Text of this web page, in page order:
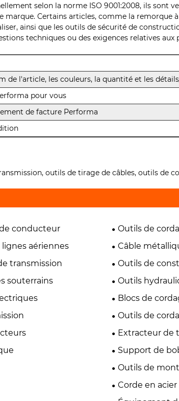
selon la norme ISO 9001:2008, ils sont
marque. Certains articles, comme la remorque
ainsi que les outils de sécurité de
techniques ou des exigences relatives aux
de l'article, les couleurs, la quantité et les
pour vous
de facture Performa
outils de tirage de câbles, outils de
conducteur
Outils de
aériennes
Câble
transmission
Outils de
souterrains
Outils
Blocs de
Outils de
Extracteur de
Support de
Outils de
Corde en